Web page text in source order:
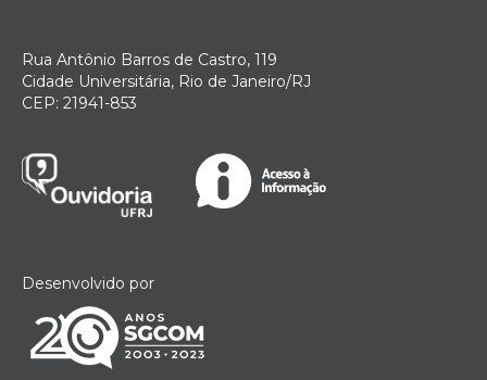
Rua Antônio Barros de Castro, 119
Cidade Universitária, Rio de Janeiro/RJ
CEP: 21941-853
Desenvolvido por